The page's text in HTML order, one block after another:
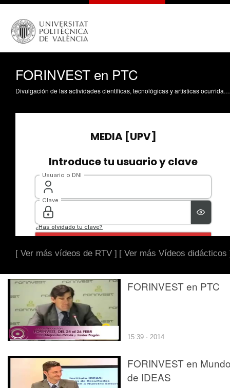
FORINVEST en PTC
Divulgación de las actividades científicas, tecnológicas y artísticas ocurridas en los tres campus de la UPV
[ Ver más vídeos de RTV ] [ Ver más Vídeos didácticos
FORINVEST en PTC
15:39 · 2014
FORINVEST en
de IDEAS